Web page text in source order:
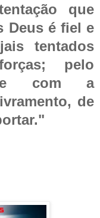
que
Deus é fiel e
tentados
pelo
com a
de